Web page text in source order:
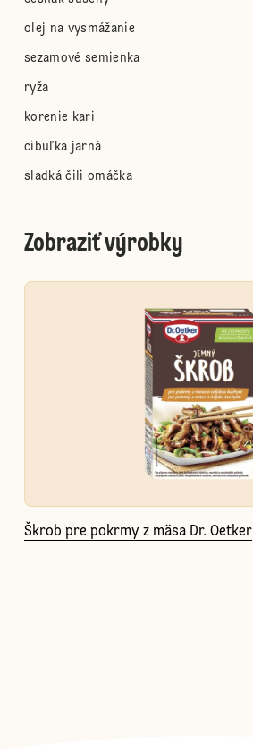
olej na vysmážanie
sezamové semienka
ryža
korenie kari
cibuľka jarná
sladká čili omáčka
Zobraziť výrobky
Škrob pre pokrmy z mäsa Dr. Oetker